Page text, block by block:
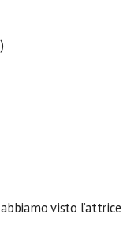
visto l’attrice